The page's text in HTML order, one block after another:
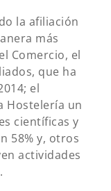
la afiliación
más
Comercio, el
que ha
el
Hostelería un
científicas y
58% y, otros
actividades